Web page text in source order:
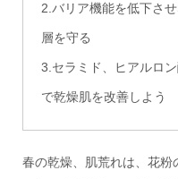
2.バリア機能を低下さ
層を守る
3.セラミド、ヒアルロ
で乾燥肌を改善しよう
春の乾燥、肌荒れは、花粉